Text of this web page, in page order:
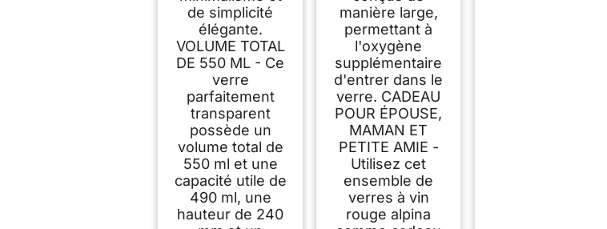
de simplicité
élégante.
VOLUME TOTAL
DE 550 ML - Ce
verre
parfaitement
transparent
possède un
volume total de
550 ml et une
capacité utile de
490 ml, une
hauteur de 240
manière large,
permettant à
l'oxygène
supplémentaire
d'entrer dans le
verre. CADEAU
POUR ÉPOUSE,
MAMAN ET
PETITE AMIE -
Utilisez cet
ensemble de
verres à vin
rouge alpina